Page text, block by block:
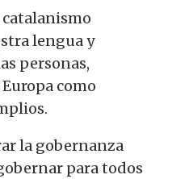
lengua y
personas,
como
la gobernanza
para todos